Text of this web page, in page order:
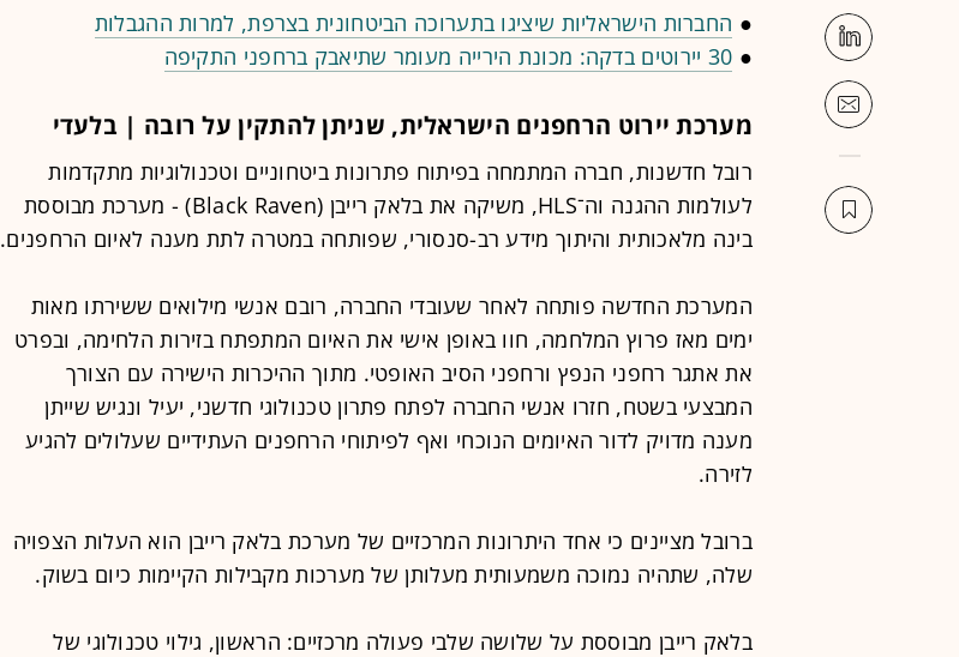
● החברות הישראליות שיציגו בתערוכה הביטחונית בצרפת, למרות ההגבלות
● 30 יירוטים בדקה: מכונת הירייה מעומר שתיאבק ברחפני התקיפה
מערכת יירוט הרחפנים הישראלית, שניתן להתקין על רובה | בלעדי
רובל חדשנות, חברה המתמחה בפיתוח פתרונות ביטחוניים וטכנולוגיות מתקדמות
לעולמות ההגנה וה־HLS, משיקה את בלאק רייבן (Black Raven) - מערכת מבוססת
בינה מלאכותית והיתוך מידע רב-סנסורי, שפותחה במטרה לתת מענה לאיום הרחפנים.
המערכת החדשה פותחה לאחר שעובדי החברה, רובם אנשי מילואים ששירתו מאות
ימים מאז פרוץ המלחמה, חוו באופן אישי את האיום המתפתח בזירות הלחימה, ובפרט
את אתגר רחפני הנפץ ורחפני הסיב האופטי. מתוך ההיכרות הישירה עם הצורך
המבצעי בשטח, חזרו אנשי החברה לפתח פתרון טכנולוגי חדשני, יעיל ונגיש שייתן
מענה מדויק לדור האיומים הנוכחי ואף לפיתוחי הרחפנים העתידיים שעלולים להגיע
לזירה.
ברובל מציינים כי אחד היתרונות המרכזיים של מערכת בלאק רייבן הוא העלות הצפויה
שלה, שתהיה נמוכה משמעותית מעלותן של מערכות מקבילות הקיימות כיום בשוק.
בלאק רייבן מבוססת על שלושה שלבי פעולה מרכזיים: הראשון, גילוי טכנולוגי של